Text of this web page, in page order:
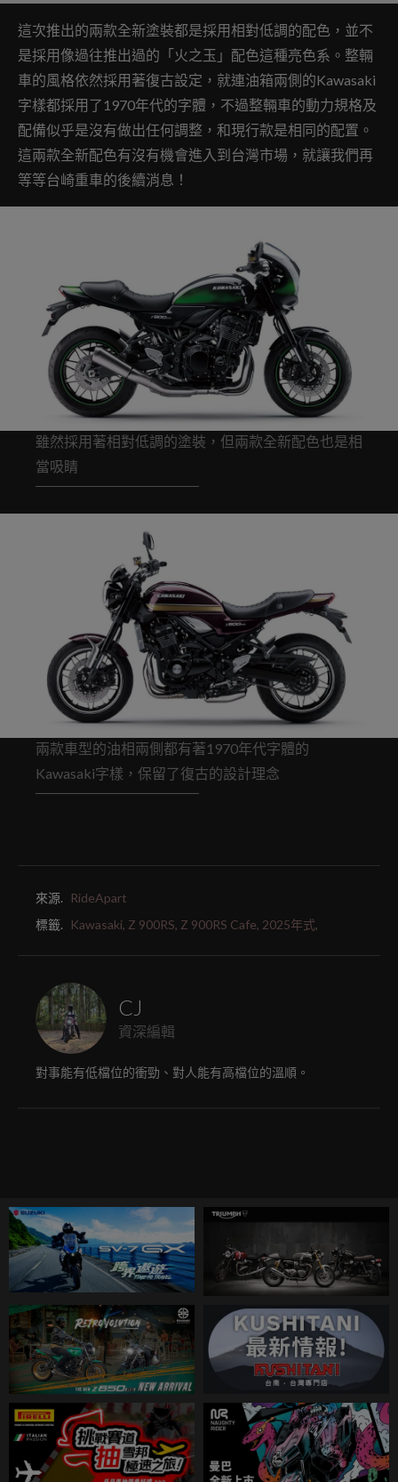
這次推出的兩款全新塗裝都是採用相對低調的配色，並不
是採用像過往推出過的「火之玉」配色這種亮色系。整輛
車的風格依然採用著復古設定，就連油箱兩側的Kawasaki
字樣都採用了1970年代的字體，不過整輛車的動力規格及
配備似乎是沒有做出任何調整，和現行款是相同的配置。
這兩款全新配色有沒有機會進入到台灣市場，就讓我們再
等等台崎重車的後續消息！
雖然採用著相對低調的塗裝，但兩款全新配色也是相
當吸睛
兩款車型的油相兩側都有著1970年代字體的
Kawasaki字樣，保留了復古的設計理念
來源.
RideApart
標籤.
Kawasaki, Z 900RS, Z 900RS Cafe, 2025年式,
CJ
資深編輯
對事能有低檔位的衝勁、對人能有高檔位的溫順。